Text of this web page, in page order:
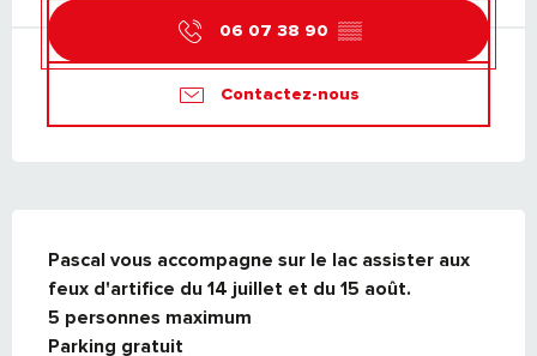
06 07 38 90 ▒▒
Contactez-nous
Pascal vous accompagne sur le lac assister aux
feux d'artifice du 14 juillet et du 15 août.
5 personnes maximum
Parking gratuit